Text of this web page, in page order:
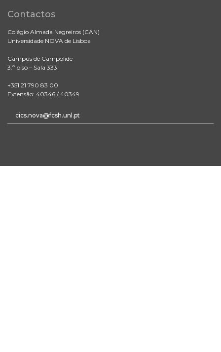
Contactos
Colégio Almada Negreiros (CAN)
Universidade NOVA de Lisboa
Campus de Campolide
3.º piso – Sala 333
+351 21 790 83 00
Extensão: 40346 / 40349
cics.nova@fcsh.unl.pt